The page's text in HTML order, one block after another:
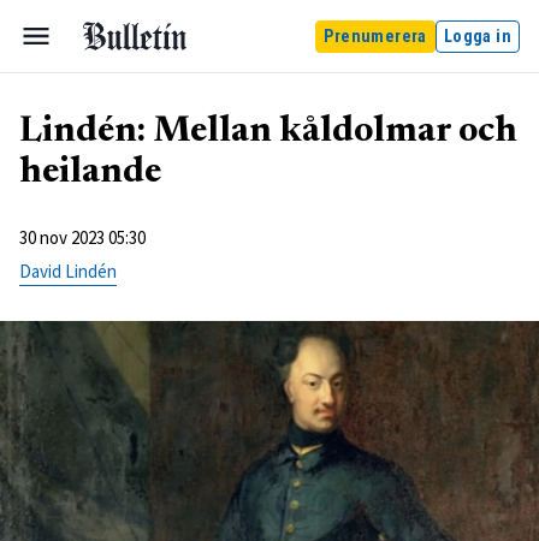
Prenumerera Logga in
Lindén: Mellan kåldolmar och
heilande
30 nov 2023 05:30
David Lindén